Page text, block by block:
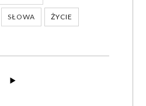
SŁOWA ŻYCIE